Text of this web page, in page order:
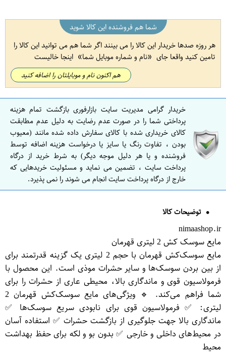
شما هم فروشنده این کالا شوید
هر روزه صدها خریدار این کالا را می بینند اگر شما هم می توانید این کالا را
تامین کنید واقعا جای
نام و شماره موبایل شما اینجا خالیست
هم اکنون نام و موبایلتان را اضافه کنید
خریدار گرامی مدیریت سایت بازارفوری بازگشت تمام هزینه
پرداختی شما را در صورت عدم رضایت به دلیل عدم مطابقت
کالای خریداری شده با کالای سفارش داده شده مانند (معیوب
بودن ، تفاوت رنگ یا سایز یا درخواست هزینه اضافه توسط
فروشنده و یا هر دلیل موجه دیگر) به شرط خرید از درگاه
پرداخت سایت ، تضمین می نماید و مسئولیت خریدهایی که
خارج از درگاه پرداخت سایت انجام می شوند را نمی پذیرد.
توضیحات کالا
nimaashop.ir
مایع سوسک کش 2 لیتری قهرمان
مایع سوسک‌کش قهرمان با حجم 2 لیتری یک گزینه قدرتمند برای
از بین بردن سوسک‌ها و سایر حشرات موذی است. این محصول با
فرمولاسیون قوی و ماندگاری بالا، محیطی عاری از حشرات را برای
شما فراهم می‌کند. 🔹 ویژگی‌های مایع سوسک‌کش قهرمان 2
لیتری: ✅ فرمولاسیون قوی برای نابودی سریع سوسک‌ها ✅
ماندگاری بالا جهت جلوگیری از بازگشت حشرات ✅ استفاده آسان
در محیط‌های داخلی و خارجی ✅ بدون بو و لکه برای حفظ بهداشت
محیط